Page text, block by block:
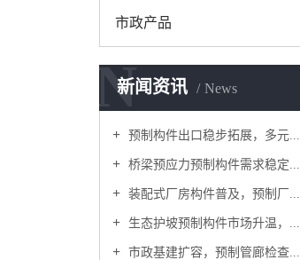
市政产品
新闻资讯 News
N
预制构件出口稳步拓展，多元...
桥梁预应力预制构件需求稳定...
装配式厂房构件普及，预制厂...
生态护坡预制构件市场升温，...
市政基建扩容，预制管廊检查...